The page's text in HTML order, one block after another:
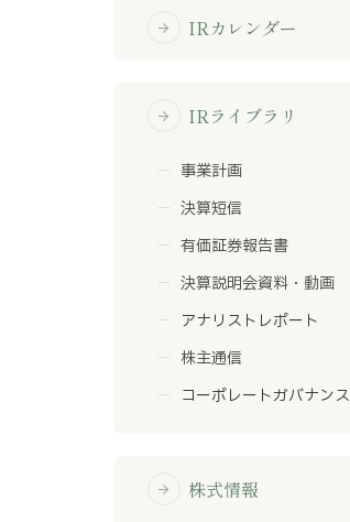
arrow_forward IRカレンダー
arrow_forward IRライブラリ
事業計画
決算短信
有価証券報告書
決算説明会資料・動画
アナリストレポート
株主通信
コーポレートガバナンス
arrow_forward 株式情報